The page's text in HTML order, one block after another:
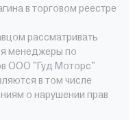
в торговом реестре
рассматривать
менеджеры по
ООО "Гуд Моторс"
в том числе
о нарушении прав